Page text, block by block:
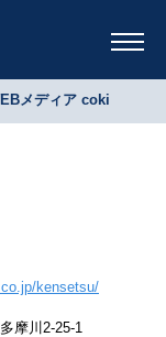
メディア coki
kensetsu/
摩川2-25-1